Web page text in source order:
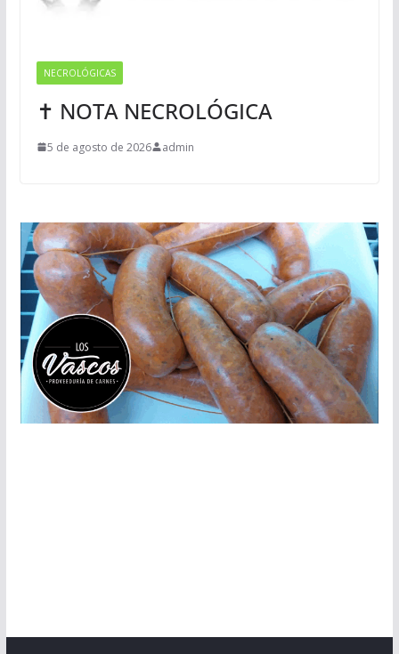
NECROLÓGICAS
✝ NOTA NECROLÓGICA
5 de agosto de 2026 admin